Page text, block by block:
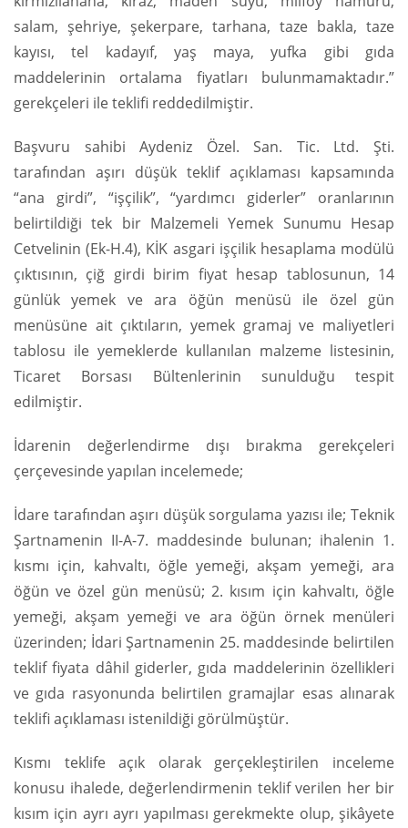
salam, şehriye, şekerpare, tarhana, taze bakla, taze
kayısı, tel kadayıf, yaş maya, yufka gibi gıda
maddelerinin ortalama fiyatları bulunmamaktadır.”
gerekçeleri ile teklifi reddedilmiştir.
Başvuru sahibi Aydeniz Özel. San. Tic. Ltd. Şti.
tarafından aşırı düşük teklif açıklaması kapsamında
“ana girdi”, “işçilik”, “yardımcı giderler” oranlarının
belirtildiği tek bir Malzemeli Yemek Sunumu Hesap
Cetvelinin (Ek-H.4), KİK asgari işçilik hesaplama modülü
çıktısının, çiğ girdi birim fiyat hesap tablosunun, 14
günlük yemek ve ara öğün menüsü ile özel gün
menüsüne ait çıktıların, yemek gramaj ve maliyetleri
tablosu ile yemeklerde kullanılan malzeme listesinin,
Ticaret Borsası Bültenlerinin sunulduğu tespit
edilmiştir.
İdarenin değerlendirme dışı bırakma gerekçeleri
çerçevesinde yapılan incelemede;
İdare tarafından aşırı düşük sorgulama yazısı ile; Teknik
Şartnamenin II-A-7. maddesinde bulunan; ihalenin 1.
kısmı için, kahvaltı, öğle yemeği, akşam yemeği, ara
öğün ve özel gün menüsü; 2. kısım için kahvaltı, öğle
yemeği, akşam yemeği ve ara öğün örnek menüleri
üzerinden; İdari Şartnamenin 25. maddesinde belirtilen
teklif fiyata dâhil giderler, gıda maddelerinin özellikleri
ve gıda rasyonunda belirtilen gramajlar esas alınarak
teklifi açıklaması istenildiği görülmüştür.
Kısmı teklife açık olarak gerçekleştirilen inceleme
konusu ihalede, değerlendirmenin teklif verilen her bir
kısım için ayrı ayrı yapılması gerekmekte olup, şikâyete